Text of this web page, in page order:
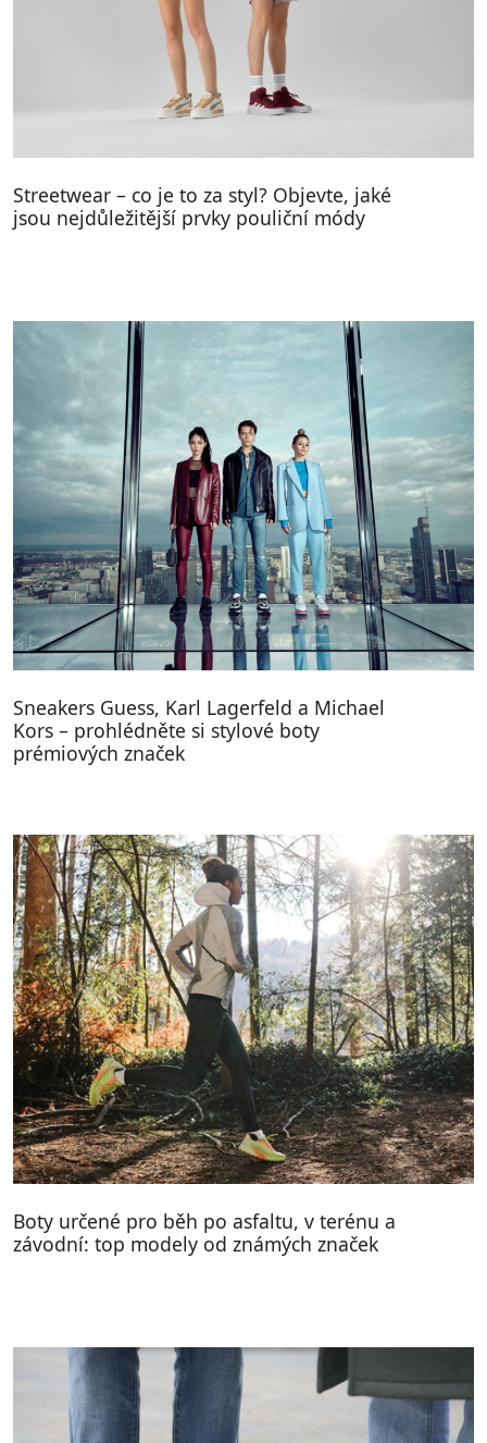
Streetwear – co je to za styl? Objevte, jaké
jsou nejdůležitější prvky pouliční módy
Sneakers Guess, Karl Lagerfeld a Michael
Kors – prohlédněte si stylové boty
prémiových značek
Boty určené pro běh po asfaltu, v terénu a
závodní: top modely od známých značek